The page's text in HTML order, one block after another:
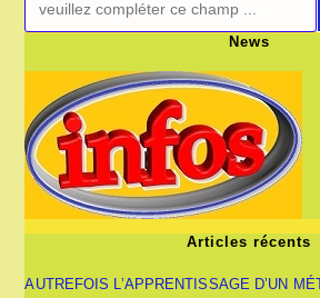
News
Articles récents
AUTREFOIS L’APPRENTISSAGE D’UN